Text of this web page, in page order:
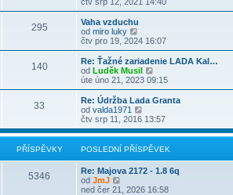
í
s
p
ě
v
e
k
n
í
s
v
e
k
o
s
l
d
n
í
p
ř
í
s
p
ě
v
e
k
i
t
p
o
s
l
e
d
n
í
p
ř
í
s
p
ě
e
k
b
z
p
o
s
e
n
í
ř
í
s
ě
295
Vaha vzduchu
od miro luky
o
b
r
a
z
p
o
s
l
d
n
í
ř
čtv pro 19, 2024 16:07
140
Re: Ťažné zariadenie LADA Kal…
od Luděk Musil
o
b
r
z
t
p
o
s
l
d
úte úno 21, 2023 09:15
33
Re: Údržba Lada Granta
od valda1971
o
b
r
a
t
čtv srp 11, 2016 13:57
PŘÍSPĚVKY POSLEDNÍ PŘÍSPĚVEK
5346
Re: Majova 2172 - 1.8 6q
od JmJ
ned čer 21, 2026 16:58